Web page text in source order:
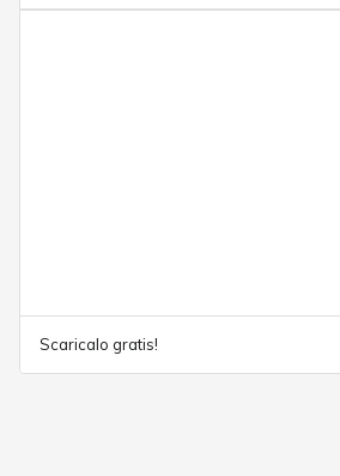
Scaricalo gratis!